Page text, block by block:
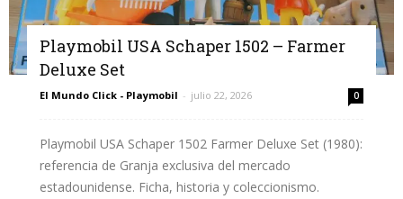
Playmobil USA Schaper 1502 – Farmer
Deluxe Set
El Mundo Click - Playmobil - julio 22, 2026 0
Playmobil USA Schaper 1502 Farmer Deluxe Set (1980):
referencia de Granja exclusiva del mercado
estadounidense. Ficha, historia y coleccionismo.